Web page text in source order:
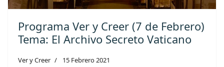
Programa Ver y Creer (7 de Febrero)
Tema: El Archivo Secreto Vaticano
Ver y Creer 15 Febrero 2021